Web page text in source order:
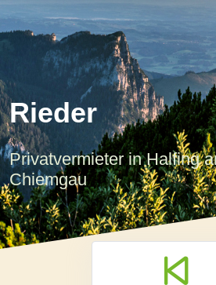
Rieder
Privatvermieter in Halfing
Chiemgau